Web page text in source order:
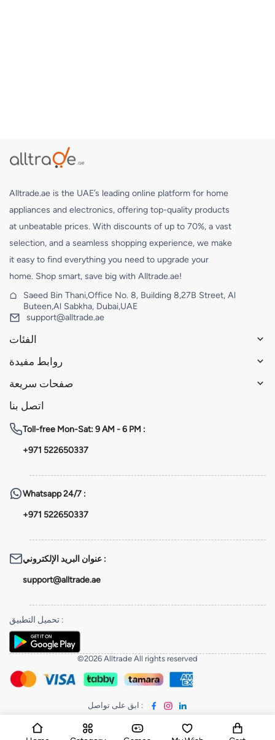
Alltrade.ae is the UAE’s leading online platform for home
appliances and electronics, offering top-quality products
at unbeatable prices. With discounts of up to 70%, a vast
selection, and a seamless shopping experience, we make
it easy to find everything you need to upgrade your
home. Shop smart, save big with Alltrade.ae!
Saeed Bin Thani,Office No. 8, Building 8,27B Street, Al
Buteen,Al Sabkha, Dubai,UAE
support@alltrade.ae
الفئات
روابط مفيدة
صفحات سريعة
اتصل بنا
Toll-free Mon-Sat: 9 AM - 6 PM :
+971 522650337
Whatsapp24/7 :
+971 522650337
عنوان البريد الإلكتروني :
support@alltrade.ae
تحميل التطبيق :
©2026 Alltrade All rights reserved
ابق على تواصل :